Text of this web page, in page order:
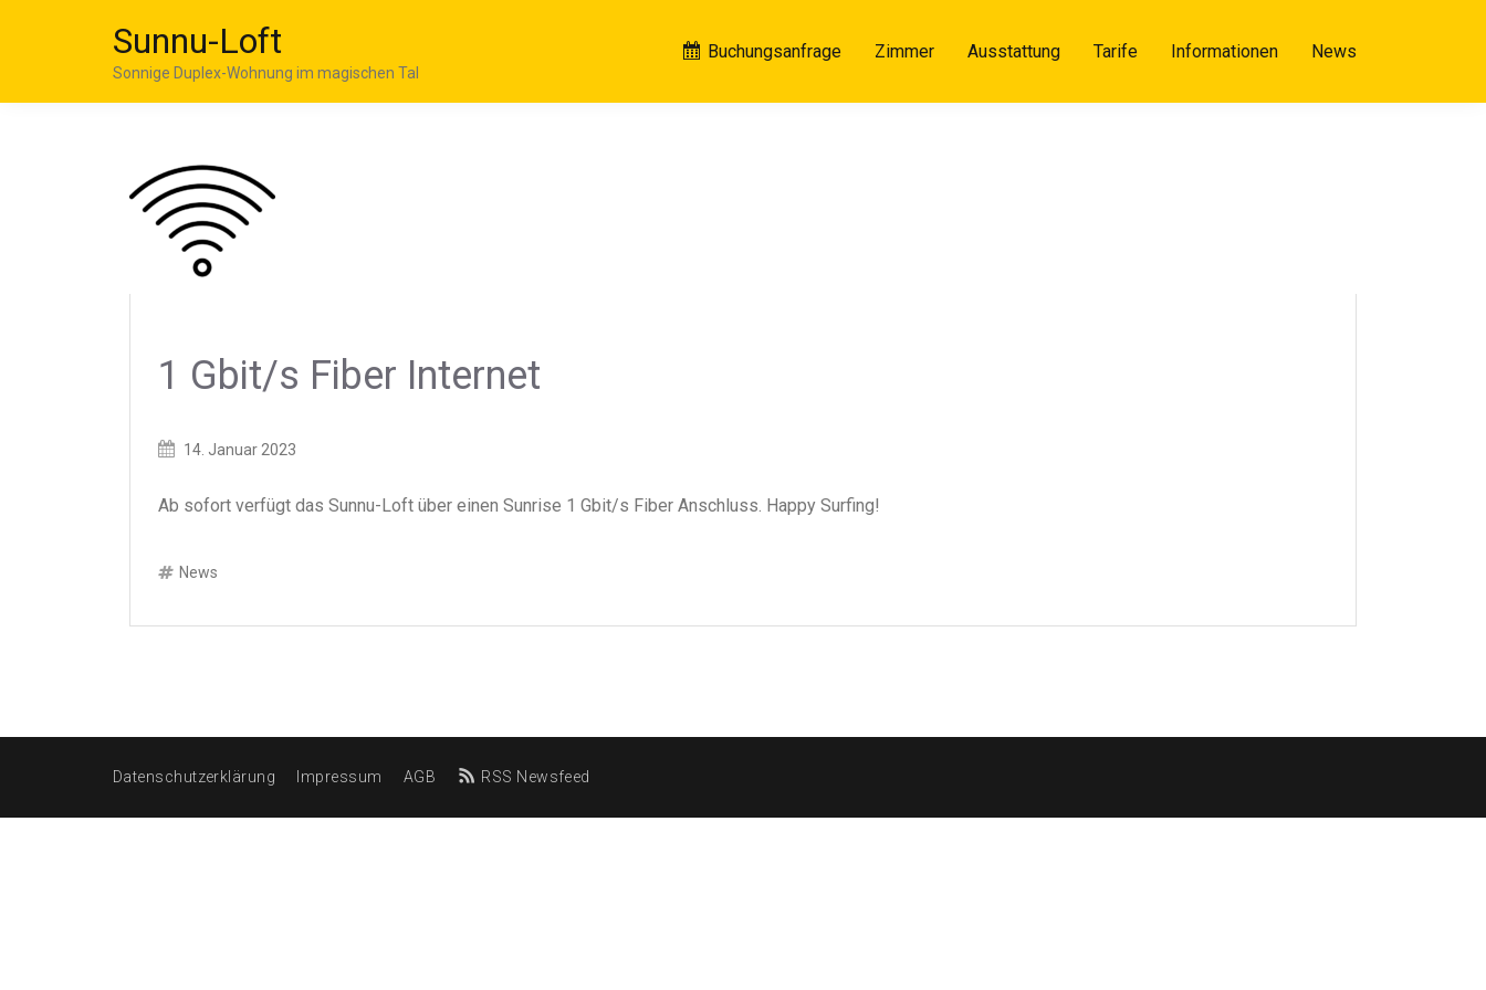
Sunnu-Loft
Sonnige Duplex-Wohnung im magischen Tal
Buchungsanfrage Zimmer Ausstattung Tarife Informationen News
1 Gbit/s Fiber Internet
Posted14. Januar 2023
Ab sofort verfügt das Sunnu-Loft über einen Sunrise 1 Gbit/s Fiber Anschluss. Happy Surfing!
News
Datenschutzerklärung Impressum AGB RSS Newsfeed